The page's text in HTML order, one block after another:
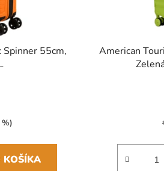
55cm,
%)
KOŠÍKA
American